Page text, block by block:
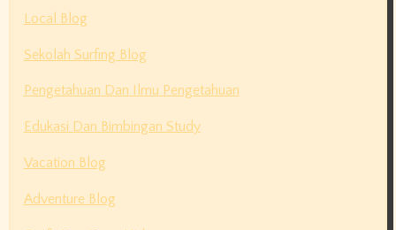
Local Blog
Sekolah Surfing Blog
Pengetahuan Dan Ilmu Pengetahuan
Edukasi Dan Bimbingan Study
Vacation Blog
Adventure Blog